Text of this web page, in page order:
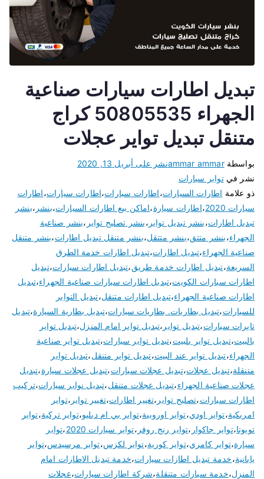
تبديل اطارات سيارات صناعية
الجهراء 50805535 كراج
متنقل تبديل تواير عجلات
بواسطةammar ammarنشر على أبريل 13, 2020
نشر فيتواير سيارات
ذو علامة اطارات السيارات،اطارات سبارات،اطارات سيارات،اطارات
سيارات 2020
،اطارات سيارة،اماكن بيع اطارات السيارات،بنشر ،بنشر
تبديل اطارات،بنشر تبديل تواير ،بنشر تصليح تواير ،بنشر صناعية
الجهراء،بنشر متتق،بنشر متتقل،بنشر متنقل تبديل اطارات،بنشر متنقل
صناعية الجهراء،تبديل اطارات،تبديل اطارات خدمة الطرق
السريعة،تبديل اطارات خدمة طريق،تبديل اطارات سيارات،تبديل
اطارات سيارات الكويت،تبديل اطارات سيارات صناعية الجهراء،تبديل
اطارات صناعية الجهراء،تبديل اطارات متنقل،تبديل التواير
للسيارات،تبديل بطاريات. بطاريات سيارات،تبديل بطارية السيارة،تبديل
تايرات سيارات،تبديل تواير ،تبديل تواير امام المنزل،تبديل تواير
بالبيت،تبديل تواير بلبيت،تبديل تواير سيارات،تبديل تواير صناعية
الجهراء،تبديل تواير عند البيت،تبديل تواير متنقل،تبديل تواير
متنقلة،تبديل عجلات،تبديل عجلات سيارات،تبديل عجلات سيارة،تبديل
عجلات صناعية الجهراء،تبديل عجلات متنقل،تبديل نوابر سيارات،تركيب
اطارات سيارات،تصليح تواير ،تغيير اطارات،تغيير تواير ،تواير
امريكية،تواير اودي،تواير اوروبية،تواير بي ام دبليو،تواير تركية،تواير
تويوتا،تواير جاكوار ،تواير رنج روفر ،تواير سيارات 2020 ،تواير
سيارة،تواير كامري،تواير كورية،تواير لكزس،تواير مرسيدس،تواير
يابانية،خدمة تبديل اطارات سيارات،خدمة تبديل الاطارات امام
المنزل،خدمة سيارات متنقلة،شركة اطارات سيارات،عجلات